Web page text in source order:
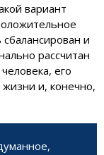
вариант
и
рассчитан
его
и, конечно,